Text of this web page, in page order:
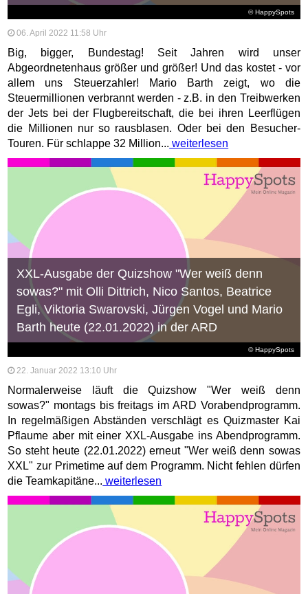
© HappySpots
06. April 2022 11:58 Uhr
Big, bigger, Bundestag! Seit Jahren wird unser
Abgeordnetenhaus größer und größer! Und das kostet - vor
allem uns Steuerzahler! Mario Barth zeigt, wo die
Steuermillionen verbrannt werden - z.B. in den Treibwerken
der Jets bei der Flugbereitschaft, die bei ihren Leerflügen
die Millionen nur so rausblasen. Oder bei den Besucher-
Touren. Für schlappe 32 Million... weiterlesen
© HappySpots
XXL-Ausgabe der Quizshow "Wer weiß denn
sowas?" mit Olli Dittrich, Nico Santos, Beatrice
Egli, Viktoria Swarovski, Jürgen Vogel und Mario
Barth heute (22.01.2022) in der ARD
22. Januar 2022 13:10 Uhr
Normalerweise läuft die Quizshow "Wer weiß denn
sowas?" montags bis freitags im ARD Vorabendprogramm.
In regelmäßigen Abständen verschlägt es Quizmaster Kai
Pflaume aber mit einer XXL-Ausgabe ins Abendprogramm.
So steht heute (22.01.2022) erneut "Wer weiß denn sowas
XXL" zur Primetime auf dem Programm. Nicht fehlen dürfen
die Teamkapitäne... weiterlesen